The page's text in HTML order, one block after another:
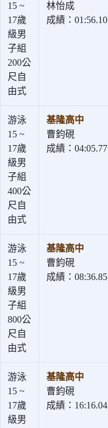
15 ~
17歲
級男
子組
200公
尺自
由式
林怡成
成績：01:56.10
游泳
15 ~
17歲
級男
子組
400公
尺自
由式
基隆高中
曹鈞硯
成績：04:05.77
游泳
15 ~
17歲
級男
子組
800公
尺自
由式
基隆高中
曹鈞硯
成績：08:36.85
游泳
15 ~
17歲
級男
基隆高中
曹鈞硯
成績：16:16.04